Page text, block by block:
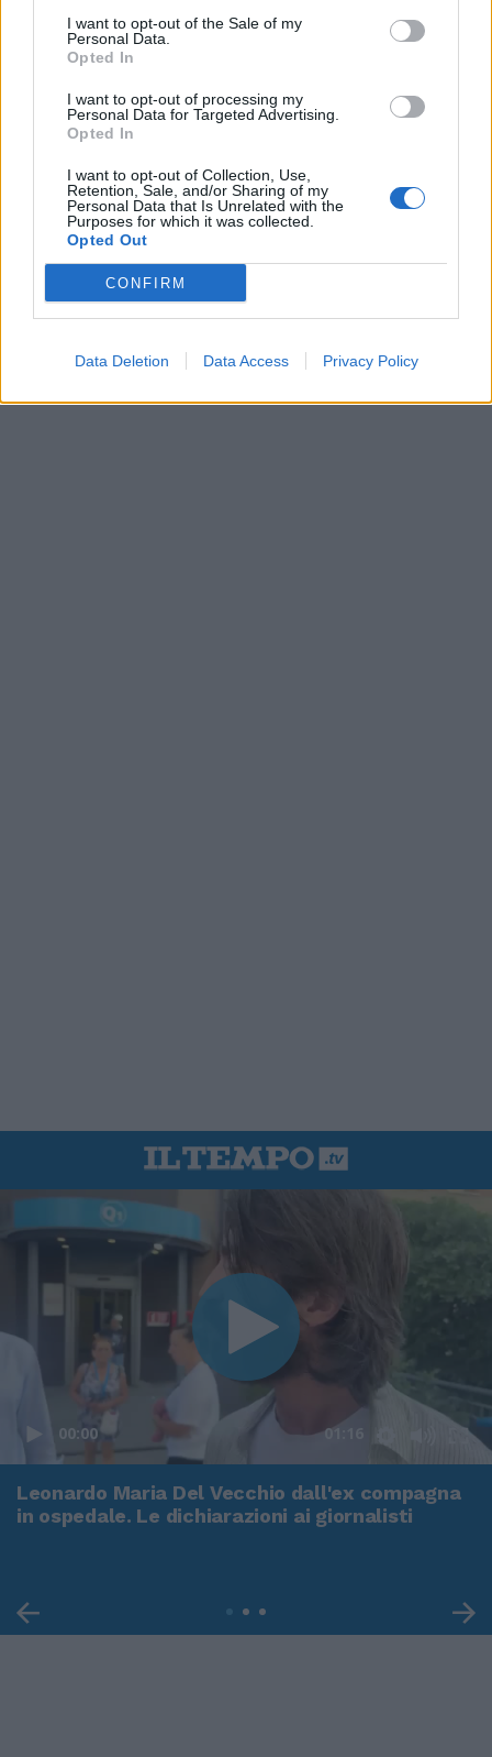
I want to opt-out of the Sale of my
Personal Data.
Opted In
I want to opt-out of processing my
Personal Data for Targeted Advertising.
Opted In
I want to opt-out of Collection, Use,
Retention, Sale, and/or Sharing of my
Personal Data that Is Unrelated with the
Purposes for which it was collected.
Opted Out
CONFIRM
Data Deletion Data Access Privacy Policy
In evidenza
00:00 01:16
Leonardo Maria Del Vecchio dall'ex compagna
in ospedale. Le dichiarazioni ai giornalisti